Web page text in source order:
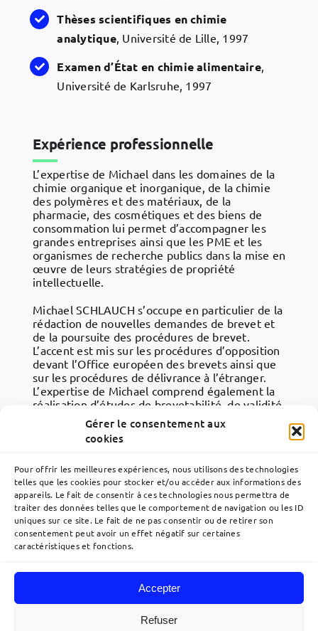
Gérer le consentement aux
cookies
Pour offrir les meilleures expériences, nous utilisons des technologies
telles que les cookies pour stocker et/ou accéder aux informations des
appareils. Le fait de consentir à ces technologies nous permettra de
traiter des données telles que le comportement de navigation ou les ID
uniques sur ce site. Le fait de ne pas consentir ou de retirer son
consentement peut avoir un effet négatif sur certaines
caractéristiques et fonctions.
Accepter
Refuser
Thèsesscientifiques en chimie
analytique, Université de Lille, 1997
Examend’État en chimie alimentaire,
Université de Karlsruhe, 1997
Expérience professionnelle
L’expertise de Michael dans les domaines de la
chimie organique et inorganique, de la chimie
des polymères et des matériaux, de la
pharmacie, des cosmétiques et des biens de
consommation lui permet d’accompagner les
grandes entreprises ainsi que les PME et les
organismes de recherche publics dans la mise en
œuvre de leurs stratégies de propriété
intellectuelle.
Michael SCHLAUCH s’occupe en particulier de la
rédaction de nouvelles demandes de brevet et
de la poursuite des procédures de brevet.
L’accent est mis sur les procédures d’opposition
devant l’Office européen des brevets ainsi que
sur les procédures de délivrance à l’étranger.
L’expertise de Michael comprend également la
réalisation d’études de brevetabilité, de validité
et de liberté d’exploitation. Il conseille
également ses clients en matière de marques et
sur certains aspects de la loi allemande sur les
Navigation